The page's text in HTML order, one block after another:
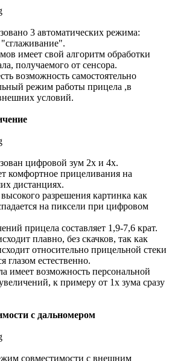
3 автоматических режима:
имеет свой алгоритм обработки
получаемого от сенсора.
возможность самостоятельно
режим работы прицела ,в
условий.
цифровой зум 2х и 4х.
комфортное прицеливания на
дистанциях.
разрешения картинка как
на пиксели при цифровом
прицела составляет 1,9-7,6 крат.
плавно, без скачков, так как
относительно прицельной стеки
глазом естественно.
имеет возможность персональной
к примеру от 1х зума сразу
с дальномером
совместимости с внешним